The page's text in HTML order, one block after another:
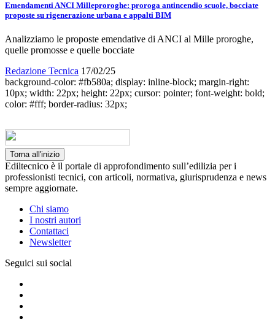
Emendamenti ANCI Milleproroghe: proroga antincendio scuole, bocciate
proposte su rigenerazione urbana e appalti BIM
Analizziamo le proposte emendative di ANCI al Mille proroghe,
quelle promosse e quelle bocciate
Redazione Tecnica 17/02/25
background-color: #fb580a; display: inline-block; margin-right:
10px; width: 22px; height: 22px; cursor: pointer; font-weight: bold;
color: #fff; border-radius: 32px;
Torna all'inizio
Ediltecnico è il portale di approfondimento sull’edilizia per i
professionisti tecnici, con articoli, normativa, giurisprudenza e news
sempre aggiornate.
Chi siamo
I nostri autori
Contattaci
Newsletter
Seguici sui social